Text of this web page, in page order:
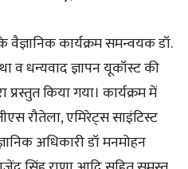
कार्यक्रम समन्वयक डॉ.
व धन्यवाद ज्ञापन यूकॉस्ट की
प्रस्तुत किया गया। कार्यक्रम में
रौतेला, एमिरेट्स साइंटिस्ट
अधिकारी डॉ मनमोहन